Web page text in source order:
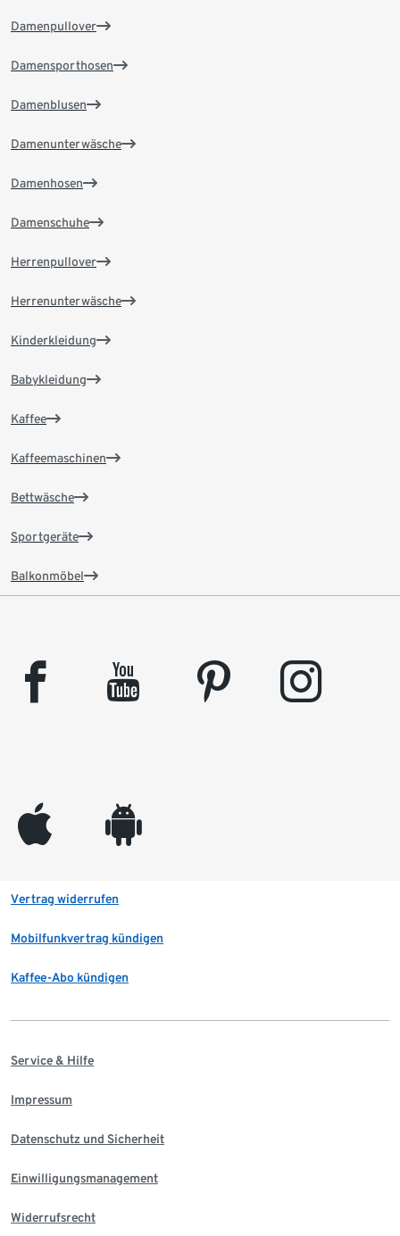
Damenpullover
Damensporthosen
Damenblusen
Damenunterwäsche
Damenhosen
Damenschuhe
Herrenpullover
Herrenunterwäsche
Kinderkleidung
Babykleidung
Kaffee
Kaffeemaschinen
Bettwäsche
Sportgeräte
Balkonmöbel
facebook youtube pinterest instagram
appleinc android
Vertrag widerrufen
Mobilfunkvertrag kündigen
Kaffee-Abo kündigen
Service & Hilfe
Impressum
Datenschutz und Sicherheit
Einwilligungsmanagement
Widerrufsrecht